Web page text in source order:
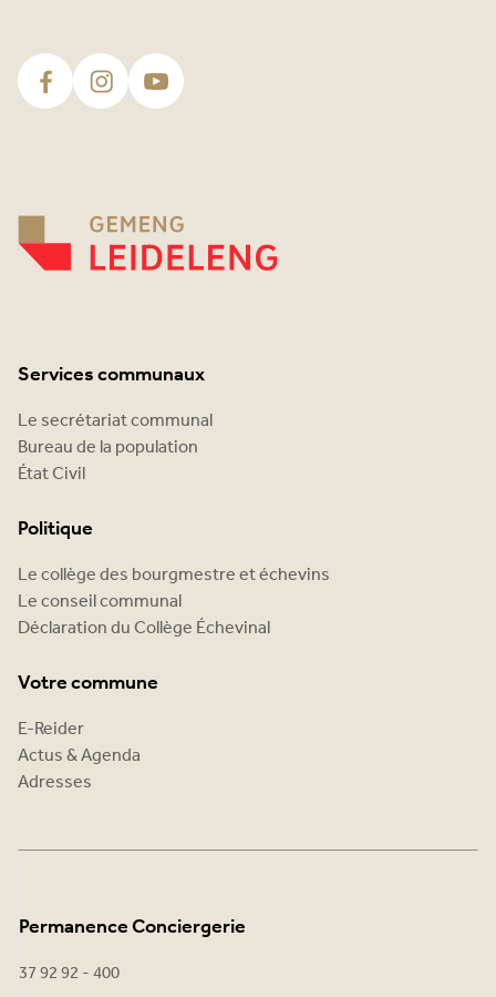
Services communaux
Le secrétariat communal
Bureau de la population
État Civil
Politique
Le collège des bourgmestre et échevins
Le conseil communal
Déclaration du Collège Échevinal
Votre commune
E-Reider
Actus & Agenda
Adresses
Permanence Conciergerie
37 92 92 - 400